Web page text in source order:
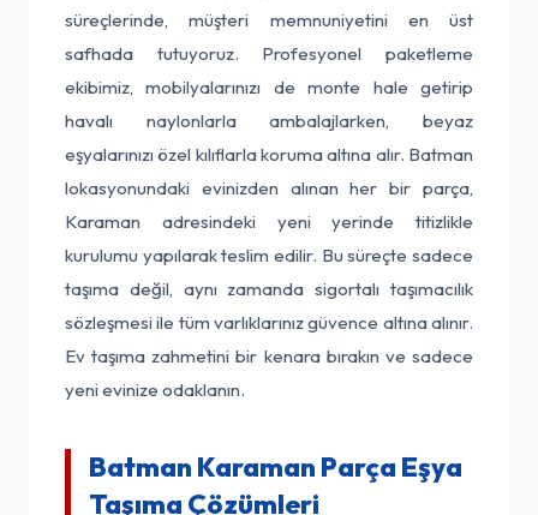
süreçlerinde, müşteri memnuniyetini en üst
safhada tutuyoruz. Profesyonel paketleme
ekibimiz, mobilyalarınızı de monte hale getirip
havalı naylonlarla ambalajlarken, beyaz
eşyalarınızı özel kılıflarla koruma altına alır. Batman
lokasyonundaki evinizden alınan her bir parça,
Karaman adresindeki yeni yerinde titizlikle
kurulumu yapılarak teslim edilir. Bu süreçte sadece
taşıma değil, aynı zamanda sigortalı taşımacılık
sözleşmesi ile tüm varlıklarınız güvence altına alınır.
Ev taşıma zahmetini bir kenara bırakın ve sadece
yeni evinize odaklanın.
Batman Karaman Parça Eşya
Taşıma Çözümleri